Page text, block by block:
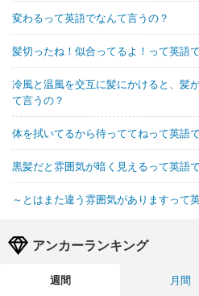
変わるって英語でなんて言うの？
髪切ったね！似合ってるよ！って英語
冷風と温風を交互に髪にかけると、髪
て言うの？
体を拭いてるから待っててねって英語
黒髪だと雰囲気が暗く見えるって英語
～とはまた違う雰囲気がありますって
アンカーランキング
週間 月間